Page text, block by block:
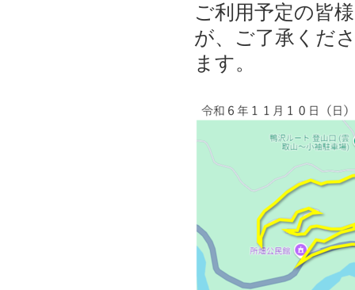
ご利用予定の皆
が、ご了承くだ
ます。